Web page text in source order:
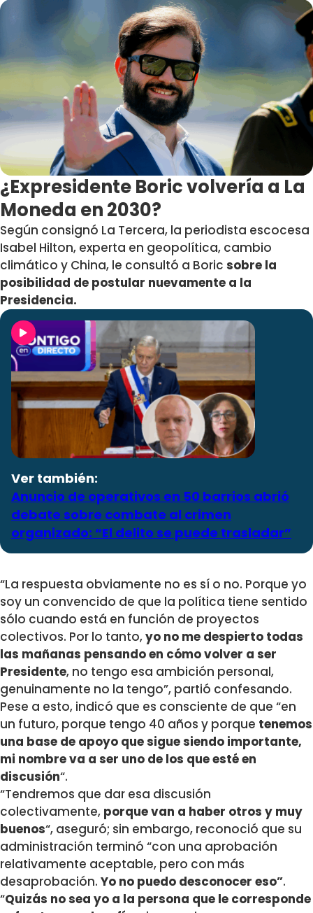
¿Expresidente Boric volvería a La
Moneda en 2030?
Según consignó La Tercera, la periodista escocesa
Isabel Hilton, experta en geopolítica, cambio
climático y China, le consultó a Boric sobre la
posibilidad de postular nuevamente a la
Presidencia.
Ver también:
Anuncio de operativos en 50 barrios abrió
debate sobre combate al crimen
organizado: “El delito se puede trasladar”
“La respuesta obviamente no es sí o no. Porque yo
soy un convencido de que la política tiene sentido
sólo cuando está en función de proyectos
colectivos. Por lo tanto,yo no me despierto todas
las mañanas pensando en cómo volver a ser
Presidente, no tengo esa ambición personal,
genuinamente no la tengo”, partió confesando.
Pese a esto, indicó que es consciente de que “en
un futuro, porque tengo 40 años y porque tenemos
una base de apoyo que sigue siendo importante,
mi nombre va a ser uno de los que esté en
discusión“.
“Tendremos que dar esa discusión
colectivamente, porque van a haber otros y muy
buenos“, aseguró; sin embargo, reconoció que su
administración terminó “con una aprobación
relativamente aceptable, pero con más
desaprobación. Yo no puedo desconocer eso”.
“Quizás no sea yo a la persona que le corresponde